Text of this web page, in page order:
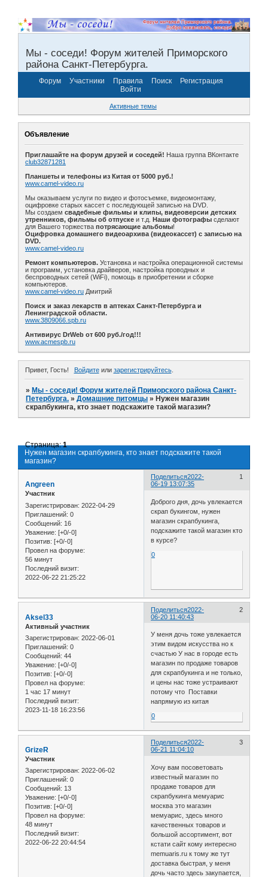
Мы - соседи! Форум жителей Приморского
района Санкт-Петербурга.
Форум Участники Правила Поиск
Регистрация
Войти
Активные темы
Объявление
Приглашайте на форум друзей и соседей! Наша группа ВКонтакте
club32871281
Планшеты и телефоны из Китая от 5000 руб.!
www.camel-video.ru
Мы оказываем услуги по видео и фотосъемке, видеомонтажу,
оцифровке старых кассет с последующей записью на DVD.
Мы создаем свадебные фильмы и клипы, видеоверсии детских
утренников, фильмы об отпуске и т.д. Наши фотографы сделают
для Вашего торжества потрясающие альбомы!
Оцифровка домашнего видеоархива (видеокассет) с записью на
DVD.
www.camel-video.ru
Ремонт компьютеров. Установка и настройка операционной системы
и программ, установка драйверов, настройка проводных и
беспроводных сетей (WiFi), помощь в приобретении и сборке
компьютеров.
www.camel-video.ru Дмитрий
Поиск и заказ лекарств в аптеках Санкт-Петербурга и
Ленинградской области.
www.3809066.spb.ru
Антивирус DrWeb от 600 руб./год!!!
www.acmespb.ru
Привет, Гость! Войдитеили зарегистрируйтесь.
» Мы - соседи! Форум жителей Приморского района Санкт-
Петербурга. »Домашние питомцы » Нужен магазин
скрапбукинга, кто знает подскажите такой магазин?
Нужен магазин скрапбукинга, кто знает подскажите такой
магазин?
Страница:1
Поделиться 1
2022-
06-19 13:07:35
Angreen
Участник
Зарегистрирован: 2022-04-29
Приглашений: 0
Сообщений: 16
Уважение: [+0/-0]
Позитив: [+0/-0]
Провел на форуме:
56 минут
Последний визит:
2022-06-22 21:25:22
Доброго дня, дочь увлекается
скрап букингом, нужен
магазин скрапбукинга,
подскажите такой магазин кто
в курсе?
0
Поделиться 2
2022-
06-20 11:40:43
Aksel33
Активный участник
Зарегистрирован: 2022-06-01
Приглашений: 0
Сообщений: 44
Уважение: [+0/-0]
Позитив: [+0/-0]
Провел на форуме:
1 час 17 минут
Последний визит:
2023-11-18 16:23:56
У меня дочь тоже увлекается
этим видом искусства но к
счастью У нас в городе есть
магазин по продаже товаров
для скрапбукинга и не только,
и цены нас тоже устраивают
потому что Поставки
напрямую из китая
0
Поделиться 3
2022-
06-21 11:04:10
GrizeR
Участник
Зарегистрирован: 2022-06-02
Приглашений: 0
Сообщений: 13
Уважение: [+0/-0]
Позитив: [+0/-0]
Провел на форуме:
48 минут
Последний визит:
2022-06-22 20:44:54
Хочу вам посоветовать
известный магазин по
продаже товаров для
скрапбукинга мемуарис
москва это магазин
мемуарис, здесь много
качественных товаров и
большой ассортимент, вот
кстати сайт кому интересно
memuaris.ru к тому же тут
доставка быстрая, у меня
дочь часто здесь закупается,